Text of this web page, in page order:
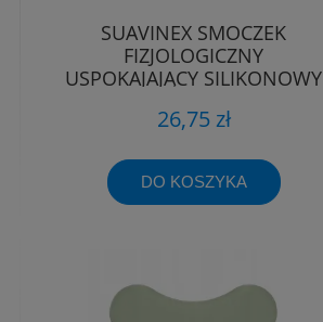
SUAVINEX SMOCZEK
FIZJOLOGICZNY
USPOKAJAJĄCY SILIKONOWY
26,75 zł
DO KOSZYKA